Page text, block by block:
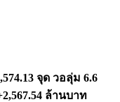
จุด วอลุ่ม 6.6
ล้านบาท